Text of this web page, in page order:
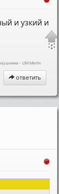
и узкий и
- UM Merlin
ответить